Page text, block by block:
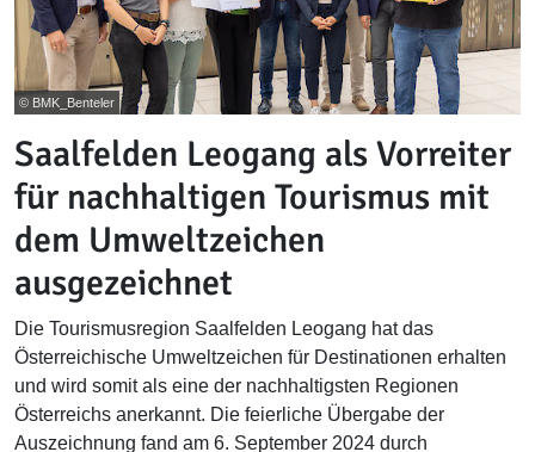
© BMK_Benteler
Saalfelden Leogang als Vorreiter
für nachhaltigen Tourismus mit
dem Umweltzeichen
ausgezeichnet
Die Tourismusregion Saalfelden Leogang hat das
Österreichische Umweltzeichen für Destinationen erhalten
und wird somit als eine der nachhaltigsten Regionen
Österreichs anerkannt. Die feierliche Übergabe der
Auszeichnung fand am 6. September 2024 durch